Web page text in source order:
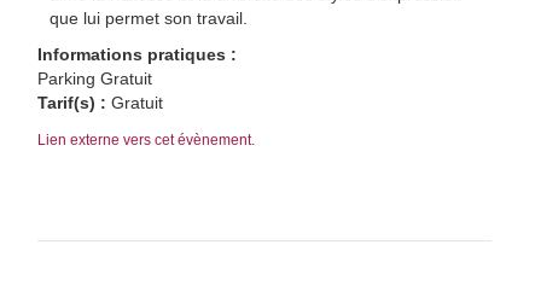
que lui permet son travail.
Informations pratiques :
Parking Gratuit
Tarif(s) : Gratuit
Lien externe vers cet évènement.